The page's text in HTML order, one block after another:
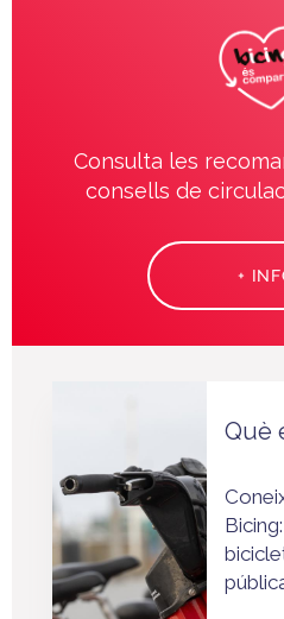
Consulta les
consells de
+
Què